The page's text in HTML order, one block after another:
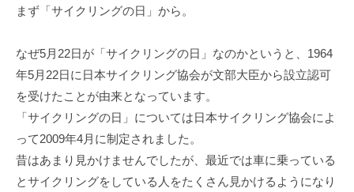
a
まず「サイクリングの日」から。
なぜ5⽉22⽇が「サイクリングの⽇」なのかというと、1964
年5⽉22⽇に⽇本サイクリング協会が⽂部⼤⾂から設⽴認可
を受けたことが由来となっています。
「サイクリングの⽇」については⽇本サイクリング協会によ
って2009年4⽉に制定されました。
昔はあまり⾒かけませんでしたが、最近では⾞に乗っている
とサイクリングをしている⼈をたくさん⾒かけるようになり